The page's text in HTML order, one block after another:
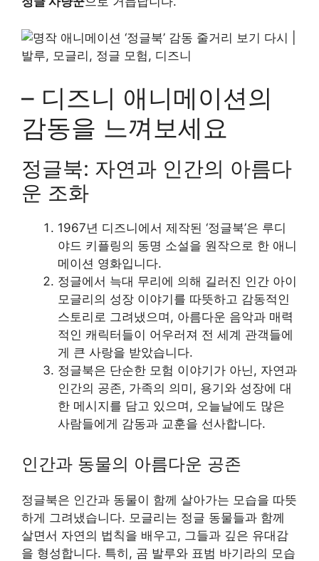
– 디즈니 애니메이션의
감동을 느껴보세요
정글북: 자연과 인간의 아름다
운 조화
1967년 디즈니에서 제작된 ‘정글북’은 루디
야드 키플링의 동명 소설을 원작으로 한 애니
메이션 영화입니다.
정글에서 늑대 무리에 의해 길러진 인간 아이
모글리의 성장 이야기를 따뜻하고 감동적인
스토리로 그려냈으며, 아름다운 음악과 매력
적인 캐릭터들이 어우러져 전 세계 관객들에
게 큰 사랑을 받았습니다.
정글북은 단순한 모험 이야기가 아닌, 자연과
인간의 공존, 가족의 의미, 용기와 성장에 대
한 메시지를 담고 있으며, 오늘날에도 많은
사람들에게 감동과 교훈을 선사합니다.
인간과 동물의 아름다운 공존
정글북은 인간과 동물이 함께 살아가는 모습을 따뜻
하게 그려냈습니다. 모글리는 정글 동물들과 함께
살면서 자연의 법칙을 배우고, 그들과 깊은 유대감
을 형성합니다. 특히, 곰 발루와 표범 바기라의 모습